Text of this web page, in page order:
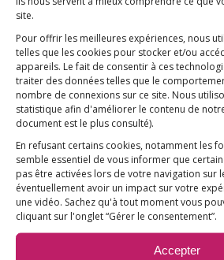
site.
Pour offrir les meilleures expériences, nous
telles que les cookies pour stocker et/ou
appareils. Le fait de consentir à ces
traiter des données telles que le
nombre de connexions sur ce site. Nous
statistique afin d'améliorer le contenu de
document est le plus consulté).
En refusant certains cookies, notamment les
semble essentiel de vous informer que
pas être activées lors de votre navigation sur
éventuellement avoir un impact sur votre
une vidéo. Sachez qu'à tout moment vous
cliquant sur l'onglet “Gérer le consentement”.
Accepter
coproduction des
décisions qui en
Dans cette affaire
d’autres passées et
malheureusement à
n’est pas l’excès de
précaution qui est en
le manque de principe
précaution. (…) »